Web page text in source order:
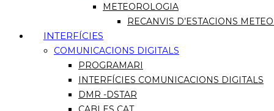
METEOROLOGIA
RECANVIS D’ESTACIONS
INTERFÍCIES
COMUNICACIONS DIGITALS
PROGRAMARI
INTERFÍCIES COMUNICACIONS DIGITALS
DMR -DSTAR